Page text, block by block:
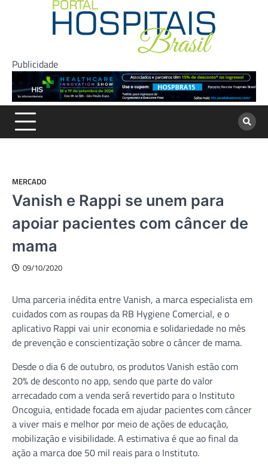
Publicidade
MERCADO
Vanish e Rappi se unem para
apoiar pacientes com câncer de
mama
09/10/2020
Uma parceria inédita entre Vanish, a marca especialista em
cuidados com as roupas da RB Hygiene Comercial, e o
aplicativo Rappi vai unir economia e solidariedade no mês
de prevenção e conscientização sobre o câncer de mama.
Desde o dia 6 de outubro, os produtos Vanish estão com
20% de desconto no app, sendo que parte do valor
arrecadado com a venda será revertido para o Instituto
Oncoguia, entidade focada em ajudar pacientes com câncer
a viver mais e melhor por meio de ações de educação,
mobilização e visibilidade. A estimativa é que ao final da
ação a marca doe 50 mil reais para o Instituto.